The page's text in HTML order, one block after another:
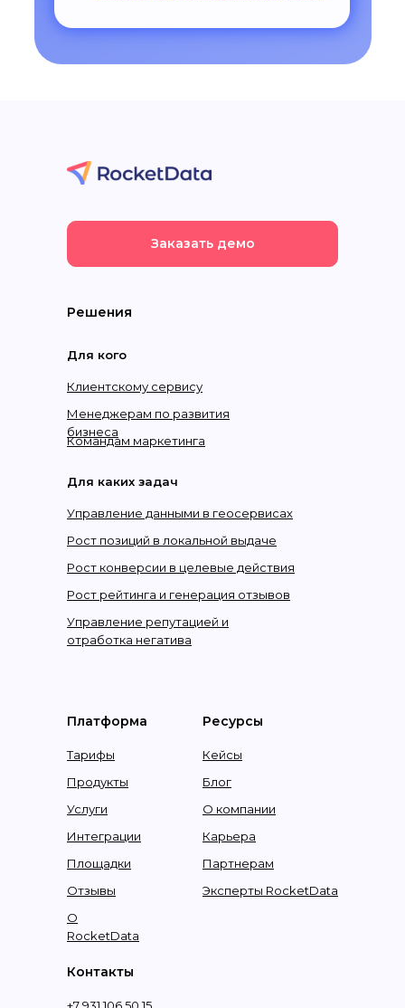
Для кого
Клиентскому сервису
Командам маркетинга
Менеджерам по развития
бизнеса
Решения
Контакты
Для каких задач
Управление данными в геосервисах
Управление репутацией и
отработка негатива
Рост позиций в локальной выдаче
Рост конверсии в целевые действия
Рост рейтинга и генерация отзывов
Ресурсы
О компании
Кейсы
Блог
Эксперты RocketData
Партнерам
Карьера
Платформа
Продукты
Тарифы
О
RocketData
Отзывы
Площадки
Услуги
Интеграции
Заказать демо